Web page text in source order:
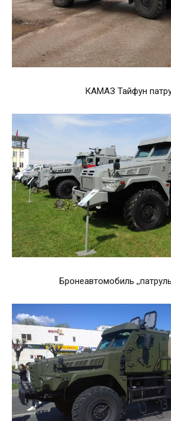
КАМАЗ Тайфун
Бронеавтомобиль